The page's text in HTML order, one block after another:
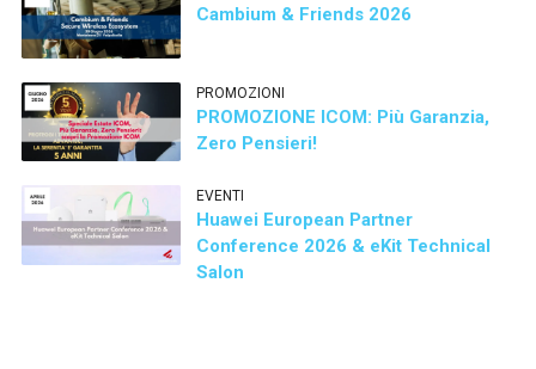
Cambium & Friends 2026
PROMOZIONI
PROMOZIONE ICOM: Più Garanzia,
Zero Pensieri!
EVENTI
Huawei European Partner
Conference 2026 & eKit Technical
Salon